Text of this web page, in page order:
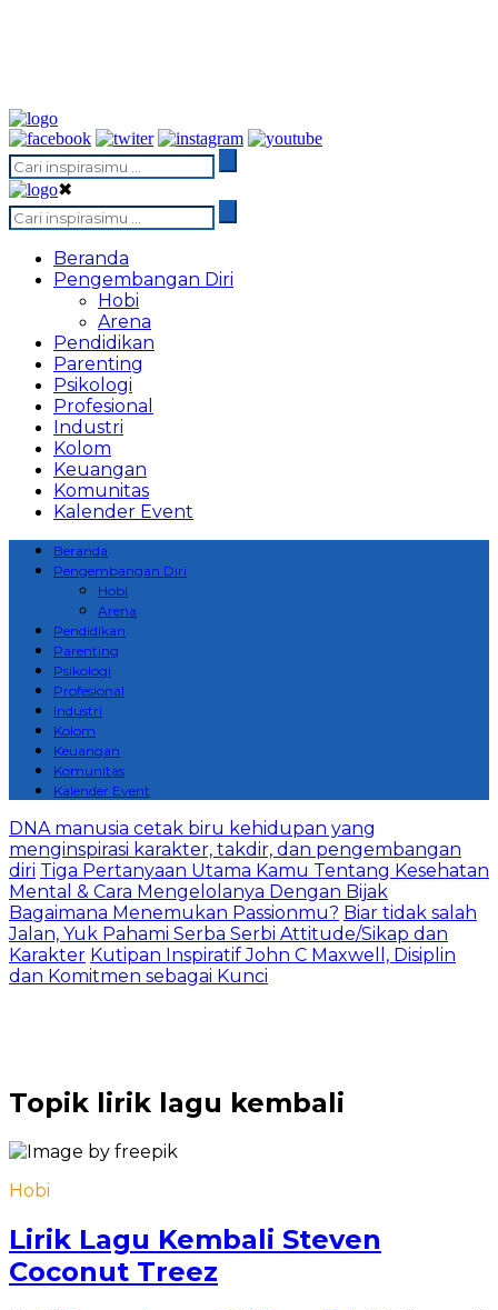
✖
Beranda
Pengembangan Diri
Hobi
Arena
Pendidikan
Parenting
Psikologi
Profesional
Industri
Kolom
Keuangan
Komunitas
Kalender Event
Beranda
Pengembangan Diri
Hobi
Arena
Pendidikan
Parenting
Psikologi
Profesional
Industri
Kolom
Keuangan
Komunitas
Kalender Event
DNA manusia cetak biru kehidupan yang
menginspirasi karakter, takdir, dan pengembangan
diri Tiga Pertanyaan Utama Kamu Tentang Kesehatan
Mental & Cara Mengelolanya Dengan Bijak
Bagaimana Menemukan Passionmu? Biar tidak salah
Jalan, Yuk Pahami Serba Serbi Attitude/Sikap dan
Karakter Kutipan Inspiratif John C Maxwell, Disiplin
dan Komitmen sebagai Kunci
Topik lirik lagu kembali
Hobi
Lirik Lagu Kembali Steven
Coconut Treez